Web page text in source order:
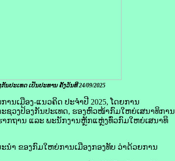
ະເທດ ເປັນປະທານ ຄັ້ງວັນທີ 24/09/2025
ານເມືອງ-ແນວຄິດ ປະຈໍາປີ 2025, ໂດຍການ
ຊວງປ້ອງກັນປະເທດ, ຮອງຫົວໜ້າກົມໃຫຍ່ເສນາທິການ
ກຖານ ແລະ ພະນັກງານຫຼັກແຫຼ່ງທົ່ວກົມໃຫຍ່ເສນາທິ
າ ຂອງກົມໃຫຍ່ການເມືອງກອງທັບ ວ່າດ້ວຍການ